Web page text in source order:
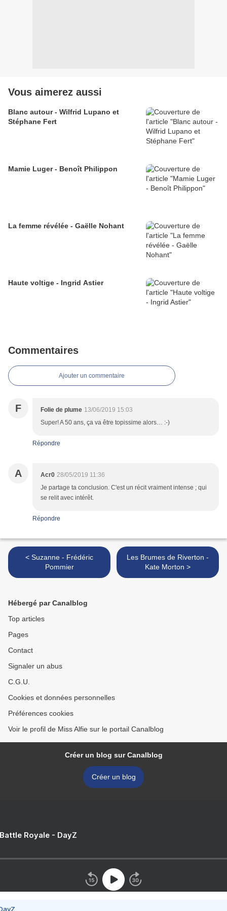
Vous aimerez aussi
Blanc autour - Wilfrid Lupano et
Stéphane Fert
Mamie Luger - Benoît Philippon
La femme révélée - Gaëlle Nohant
Haute voltige - Ingrid Astier
Commentaires
Ajouter un commentaire
F Folie de plume 13/06/2019 15:03
Super! A 50 ans, ça va être topissime alors… :-)
Répondre
A Acr0 28/05/2019 11:36
Je partage ta conclusion. C'est un récit vraiment intense ; qui
se relit avec intérêt.
Répondre
< Suzanne - Frédéric
Pommier
Les Brumes de Riverton -
Kate Morton >
Hébergé par Canalblog
Top articles
Pages
Contact
Signaler un abus
C.G.U.
Cookies et données personnelles
Préférences cookies
Voir le profil de Miss Alfie sur le portail Canalblog
Créer un blog sur Canalblog
Créer un blog
Royale - DayZ